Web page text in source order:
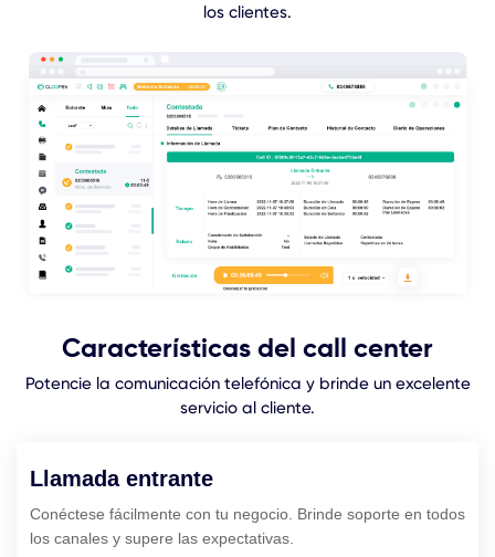
los clientes.
Características del call center
Potencie la comunicación telefónica y brinde un excelente
servicio al cliente.
Llamada entrante
Conéctese fácilmente con tu negocio. Brinde soporte en todos
los canales y supere las expectativas.